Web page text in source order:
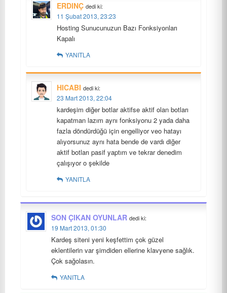
ERDINÇ dedi ki:
11 Şubat 2013, 23:23
Hosting Sunucunuzun Bazı Fonksiyonları
Kapalı
YANITLA
HICABI dedi ki:
23 Mart 2013, 22:04
kardeşim diğer botlar aktifse aktif olan botları
kapatman lazım aynı fonksiyonu 2 yada daha
fazla döndürdüğü için engelliyor veo hatayı
alıyorsunuz aynı hata bende de vardı diğer
aktif botları pasif yaptım ve tekrar denedim
çalışıyor o şekilde
YANITLA
SON ÇIKAN OYUNLAR dedi ki:
19 Mart 2013, 01:30
Kardeş siteni yeni keşfettim çok güzel
eklentilerin var şimdiden ellerine klavyene sağlık.
Çok sağolasın.
YANITLA